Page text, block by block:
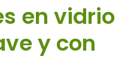
en vidrio
y con